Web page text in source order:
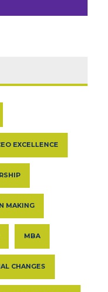
EXCELLENCE
MAKING
MBA
CHANGES